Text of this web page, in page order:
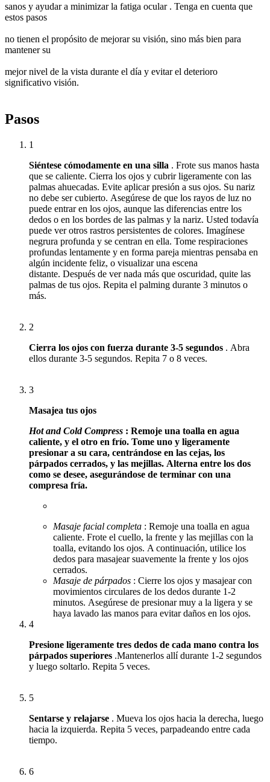
sanos y ayudar a minimizar la fatiga ocular . Tenga en cuenta que
estos pasos
no tienen el propósito de mejorar su visión, sino más bien para
mantener su
mejor nivel de la vista durante el día y evitar el deterioro
significativo visión.
Pasos
1
Siéntese cómodamente en una silla . Frote sus manos hasta
que se caliente. Cierra los ojos y cubrir ligeramente con las
palmas ahuecadas. Evite aplicar presión a sus ojos. Su nariz
no debe ser cubierto. Asegúrese de que los rayos de luz no
puede entrar en los ojos, aunque las diferencias entre los
dedos o en los bordes de las palmas y la nariz. Usted todavía
puede ver otros rastros persistentes de colores. Imagínese
negrura profunda y se centran en ella. Tome respiraciones
profundas lentamente y en forma pareja mientras pensaba en
algún incidente feliz, o visualizar una escena
distante. Después de ver nada más que oscuridad, quite las
palmas de tus ojos. Repita el palming durante 3 minutos o
más.
2
Cierra los ojos con fuerza durante 3-5 segundos . Abra
ellos durante 3-5 segundos. Repita 7 o 8 veces.
3
Masajea tus ojos
Hot and Cold Compress : Remoje una toalla en agua
caliente, y el otro en frío. Tome uno y ligeramente
presionar a su cara, centrándose en las cejas, los
párpados cerrados, y las mejillas. Alterna entre los dos
como se desee, asegurándose de terminar con una
compresa fría.
Masaje facial completa : Remoje una toalla en agua
caliente. Frote el cuello, la frente y las mejillas con la
toalla, evitando los ojos. A continuación, utilice los
dedos para masajear suavemente la frente y los ojos
cerrados.
Masaje de párpados : Cierre los ojos y masajear con
movimientos circulares de los dedos durante 1-2
minutos. Asegúrese de presionar muy a la ligera y se
haya lavado las manos para evitar daños en los ojos.
4
Presione ligeramente tres dedos de cada mano contra los
párpados superiores .Mantenerlos allí durante 1-2 segundos
y luego soltarlo. Repita 5 veces.
5
Sentarse y relajarse . Mueva los ojos hacia la derecha, luego
hacia la izquierda. Repita 5 veces, parpadeando entre cada
tiempo.
6